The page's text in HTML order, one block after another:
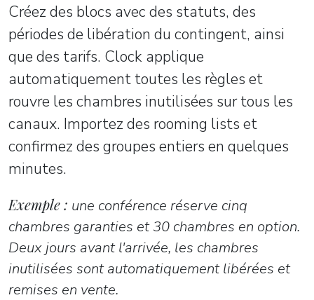
Créez des blocs avec des statuts, des
périodes de libération du contingent, ainsi
que des tarifs. Clock applique
automatiquement toutes les règles et
rouvre les chambres inutilisées sur tous les
canaux. Importez des rooming lists et
confirmez des groupes entiers en quelques
minutes.
Exemple : une conférence réserve cinq
chambres garanties et 30 chambres en option.
Deux jours avant l'arrivée, les chambres
inutilisées sont automatiquement libérées et
remises en vente.